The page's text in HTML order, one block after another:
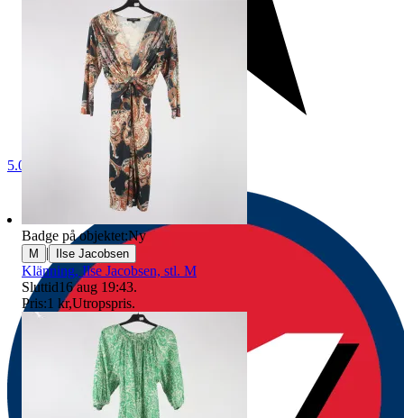
5.0
Badge på objektet:Ny
M | Ilse Jacobsen
Klänning, Ilse Jacobsen, stl. M
Sluttid16 aug 19:43.
Pris:1 kr,Utropspris.